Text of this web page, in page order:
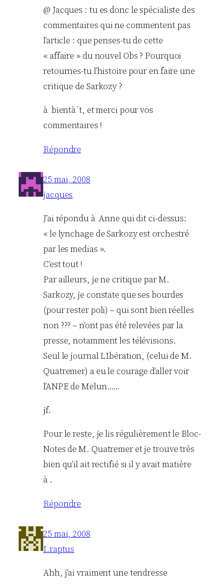
@ Jacques : tu es donc le spécialiste des
commentaires qui ne commentent pas
l’article : que penses-tu de cette
« affaire » du nouvel Obs ? Pourquoi
retournes-tu l’histoire pour en faire une
critique de Sarkozy ?
à bientà´t, et merci pour vos
commentaires !
Répondre
25 mai, 2008
jacques
J’ai répondu à Anne qui dit ci-dessus:
« le lynchage de Sarkozy est orchestré
par les medias ».
C’est tout !
Par ailleurs, je ne critique par M.
Sarkozy, je constate que ses bourdes
(pour rester poli) – qui sont bien réelles
non ??? – n’ont pas été relevées par la
presse, notamment les télévisions.
Seul le journal LIbération, (celui de M.
Quatremer) a eu le courage d’aller voir
l’ANPE de Melun……
jf.
Pour le reste, je lis régulièrement le Bloc-
Notes de M. Quatremer et je trouve très
bien qu’il ait rectifié si il y avait matière
à .
Répondre
25 mai, 2008
I.raptus
Ahh, j’ai vraiment une tendresse